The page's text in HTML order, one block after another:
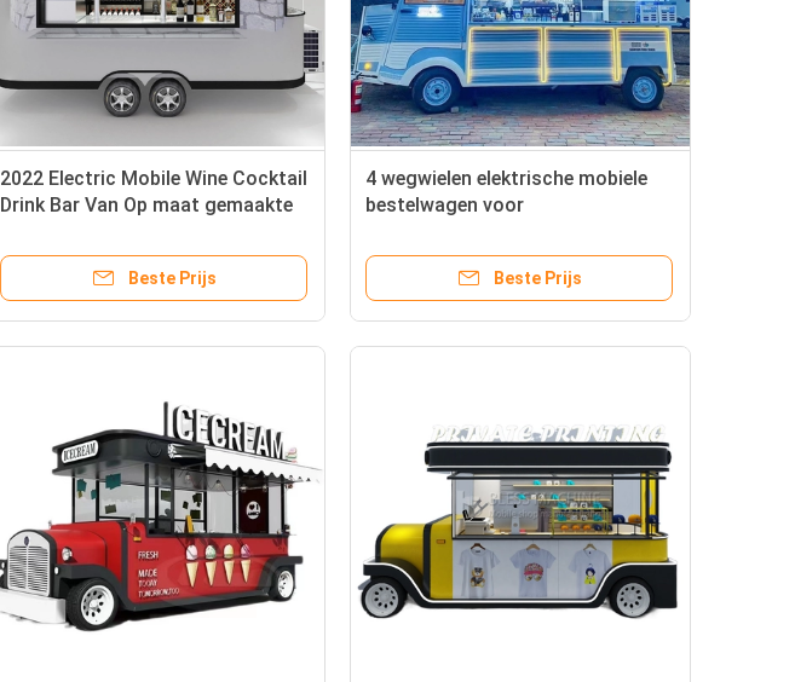
2022 Electric Mobile Wine Cocktail
Drink Bar Van Op maat gemaakte
Beste Prijs
4 wegwielen elektrische mobiele
bestelwagen voor
catering dranken koffie
Beste Prijs